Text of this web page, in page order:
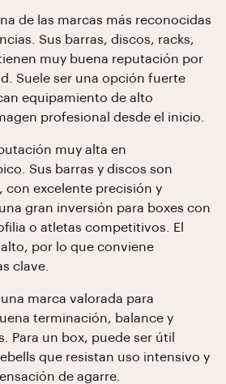
de las marcas más reconocidas
Sus barras, discos, racks,
muy buena reputación por
Suele ser una opción fuerte
equipamiento de alto
profesional desde el inicio.
muy alta en
Sus barras y discos son
excelente precisión y
gran inversión para boxes con
o atletas competitivos. El
por lo que conviene
clave.
una marca valorada para
terminación, balance y
Para un box, puede ser útil
que resistan uso intensivo y
de agarre.